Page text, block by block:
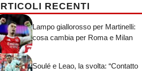
RECENTI
Lampo giallorosso per Martinelli:
cosa cambia per Roma e Milan
Soulé e Leao, la svolta: “Contatto